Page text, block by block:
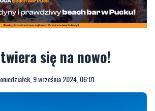
się na nowo!
9 września 2024, 06:01